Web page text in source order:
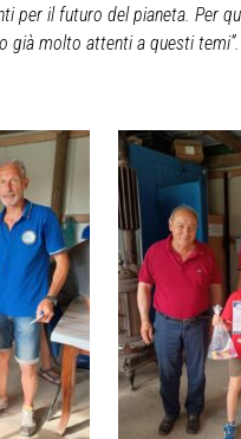
per il futuro del pianeta. Per
già molto attenti a questi temi”.